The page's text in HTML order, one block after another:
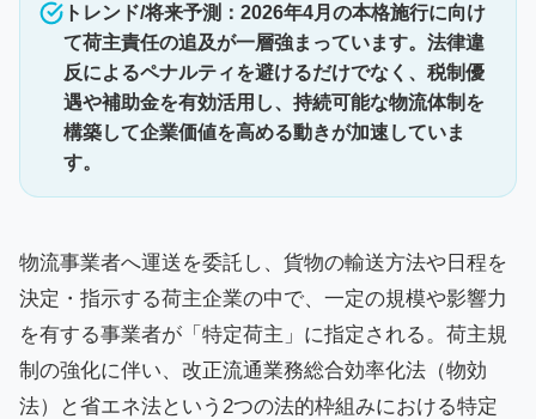
トレンド/将来予測：2026年4月の本格施行に向け
て荷主責任の追及が一層強まっています。法律違
反によるペナルティを避けるだけでなく、税制優
遇や補助金を有効活用し、持続可能な物流体制を
構築して企業価値を高める動きが加速していま
す。
物流事業者へ運送を委託し、貨物の輸送方法や日程を
決定・指示する荷主企業の中で、一定の規模や影響力
を有する事業者が「特定荷主」に指定される。荷主規
制の強化に伴い、改正流通業務総合効率化法（物効
法）と省エネ法という2つの法的枠組みにおける特定